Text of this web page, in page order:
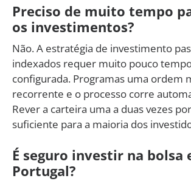
Preciso de muito tempo
os investimentos?
Não. A estratégia de investimento
indexados requer muito pouco
configurada. Programas uma ordem
recorrente e o processo corre
Rever a carteira uma a duas vezes
suficiente para a maioria dos
É seguro investir na bolsa
Portugal?